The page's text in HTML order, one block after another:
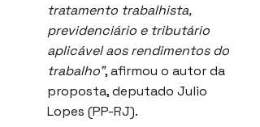
tratamento trabalhista,
previdenciário e tributário
aplicável aos rendimentos do
trabalho”, afirmou o autor da
proposta, deputado Julio
Lopes (PP-RJ).